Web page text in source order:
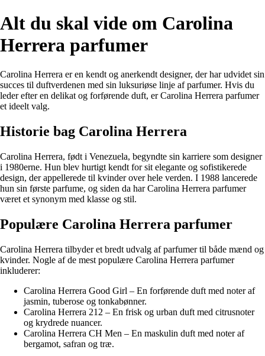
Alt du skal vide om Carolina
Herrera parfumer
Carolina Herrera er en kendt og anerkendt designer, der har udvidet sin
succes til duftverdenen med sin luksuriøse linje af parfumer. Hvis du
leder efter en delikat og forførende duft, er Carolina Herrera parfumer
et ideelt valg.
Historie bag Carolina Herrera
Carolina Herrera, født i Venezuela, begyndte sin karriere som designer
i 1980erne. Hun blev hurtigt kendt for sit elegante og sofistikerede
design, der appellerede til kvinder over hele verden. I 1988 lancerede
hun sin første parfume, og siden da har Carolina Herrera parfumer
været et synonym med klasse og stil.
Populære Carolina Herrera parfumer
Carolina Herrera tilbyder et bredt udvalg af parfumer til både mænd og
kvinder. Nogle af de mest populære Carolina Herrera parfumer
inkluderer:
Carolina Herrera Good Girl – En forførende duft med noter af
jasmin, tuberose og tonkabønner.
Carolina Herrera 212 – En frisk og urban duft med citrusnoter
og krydrede nuancer.
Carolina Herrera CH Men – En maskulin duft med noter af
bergamot, safran og træ.